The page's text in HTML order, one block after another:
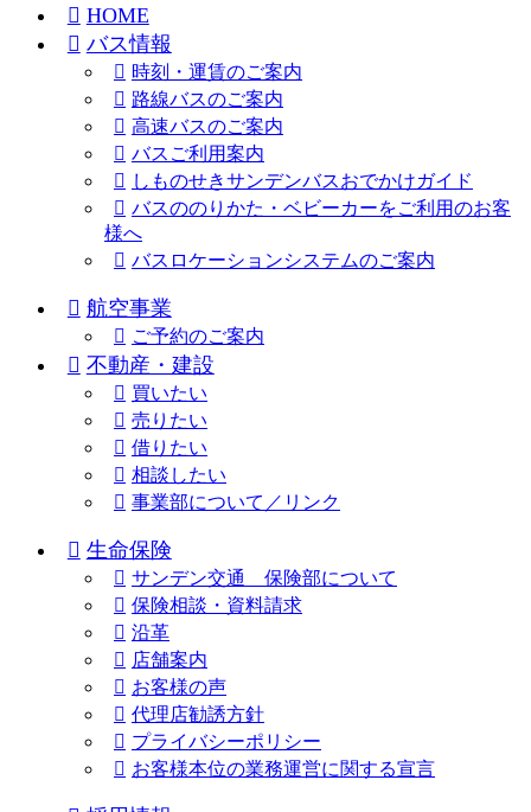
HOME
バス情報
時刻・運賃のご案内
路線バスのご案内
高速バスのご案内
バスご利用案内
しものせきサンデンバスおでかけガイド
バスののりかた・ベビーカーをご利用のお客
様へ
バスロケーションシステムのご案内
航空事業
ご予約のご案内
不動産・建設
買いたい
売りたい
借りたい
相談したい
事業部について／リンク
生命保険
サンデン交通 保険部について
保険相談・資料請求
沿革
店舗案内
お客様の声
代理店勧誘方針
プライバシーポリシー
お客様本位の業務運営に関する宣言